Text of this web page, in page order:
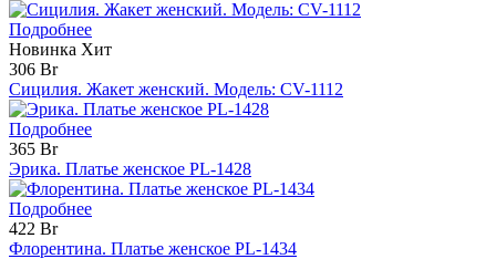
Подробнее
Новинка Хит
306 Br
Сицилия. Жакет женский. Модель: CV-1112
Подробнее
365 Br
Эрика. Платье женское PL-1428
Подробнее
422 Br
Флорентина. Платье женское PL-1434